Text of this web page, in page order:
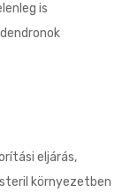
is
eljárás,
környezetben